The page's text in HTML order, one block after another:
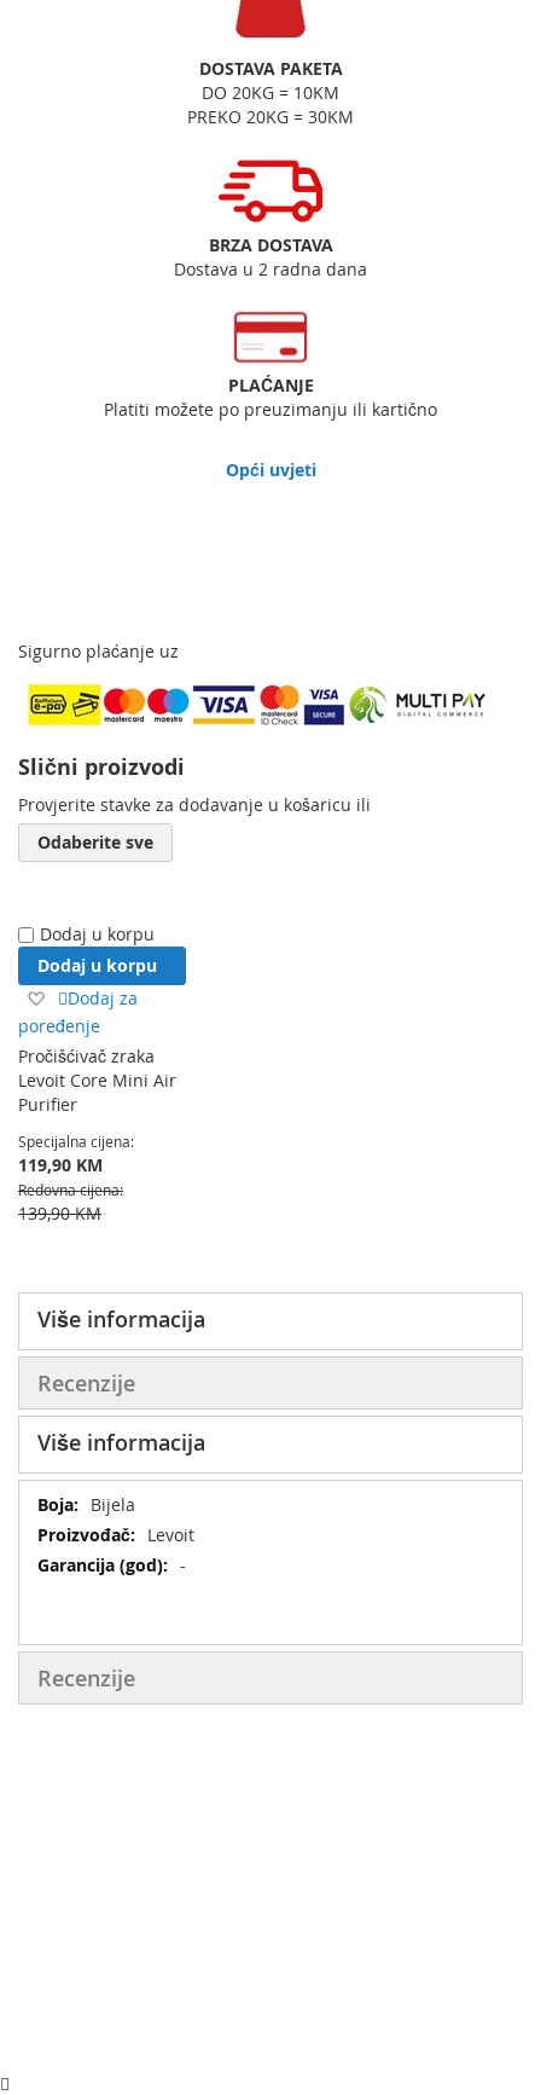
DOSTAVA PAKETA
DO 20KG = 10KM
PREKO 20KG = 30KM
BRZA DOSTAVA
Dostava u 2 radna dana
PLAĆANJE
Platiti možete po preuzimanju ili kartično
Opći uvjeti
Sigurno plaćanje uz
Slični proizvodi
Provjerite stavke za dodavanje u košaricu ili
Odaberite sve
Dodaj u korpu
Dodaj u korpu
Dodaj
na
listu
želja
Dodaj za
poređenje
Pročišćivač zraka
Levoit Core Mini Air
Purifier
Specijalna cijena
119,90 KM
Redovna cijena
139,90 KM
Više informacija
Recenzije
Više informacija
Više
informacija
Bijela
Levoit
-
Recenzije